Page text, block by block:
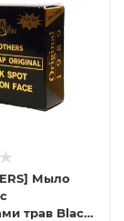
Мыло
трав Black